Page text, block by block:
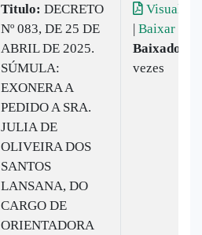
Titulo: DECRETO
Nº 083, DE 25 DE
ABRIL DE 2025.
SÚMULA:
EXONERA A
PEDIDO A SRA.
JULIA DE
OLIVEIRA DOS
SANTOS
LANSANA, DO
CARGO DE
ORIENTADORA
Visualizar
| Baixar
Baixado:
vezes